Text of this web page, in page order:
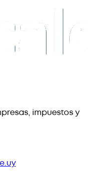
impuestos y